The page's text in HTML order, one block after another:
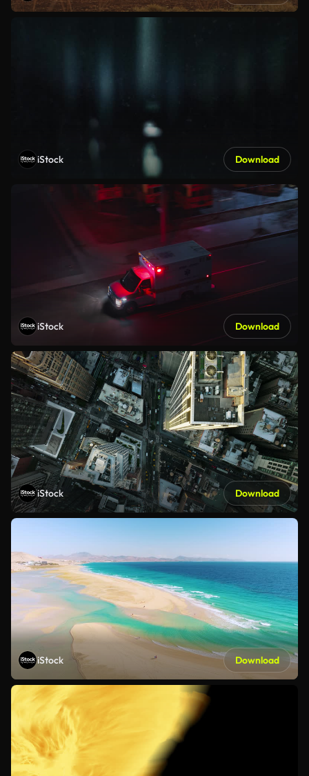
iStock Download
iStock Download
iStock Download
iStock Download